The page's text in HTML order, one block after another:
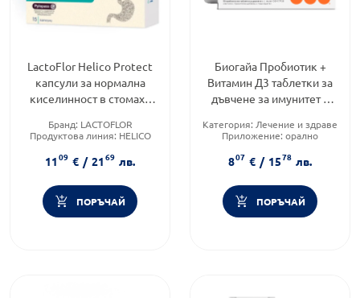
LactoFlor Helico Protect
капсули за нормална
киселинност в стомаха
Бранд: LACTOFLOR
Продуктова линия: HELICO
Форма на продукта: капсули
1109 € / 2169 лв.
ПОРЪЧАЙ
Биогайа Пробиотик +
Витамин Д3 таблетки за
дъвчене за имунитет и
портокал х10
Категория: Лечение и здраве
Приложение: орално
807 € / 1578 лв.
ПОРЪЧАЙ